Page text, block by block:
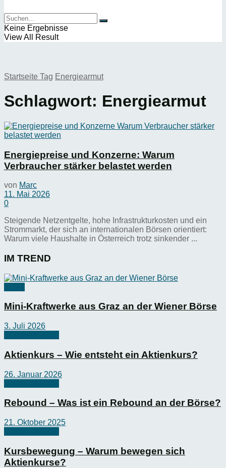
Keine Ergebnisse
View All Result
Startseite Tag Energiearmut
Schlagwort: Energiearmut
Energiepreise und Konzerne: Warum
Verbraucher stärker belastet werden
von Marc
11. Mai 2026
0
Steigende Netzentgelte, hohe Infrastrukturkosten und ein
Strommarkt, der sich an internationalen Börsen orientiert:
Warum viele Haushalte in Österreich trotz sinkender ...
IM TREND
Mini-Kraftwerke aus Graz an der Wiener Börse
3. Juli 2026
Aktienkurs – Wie entsteht ein Aktienkurs?
26. Januar 2026
Rebound – Was ist ein Rebound an der Börse?
21. Oktober 2025
Kursbewegung – Warum bewegen sich
Aktienkurse?